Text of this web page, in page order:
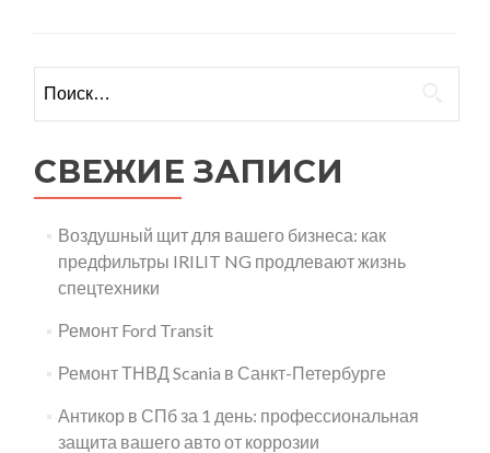
СВЕЖИЕ ЗАПИСИ
Воздушный щит для вашего бизнеса: как
предфильтры IRILIT NG продлевают жизнь
спецтехники
Ремонт Ford Transit
Ремонт ТНВД Scania в Санкт-Петербурге
Антикор в СПб за 1 день: профессиональная
защита вашего авто от коррозии